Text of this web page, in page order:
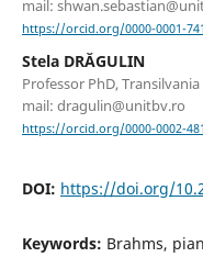
mail:
https://orcid.org/0000-0001-
Stela DRĂGULIN
Professor PhD,
mail: dragulin@unitbv.ro
https://orcid.org/0000-0002-
DOI: https://doi.org/
Keywords: Brahms,